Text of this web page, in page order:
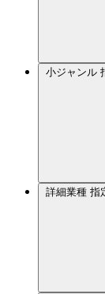
小ジャンル
詳細業種 指